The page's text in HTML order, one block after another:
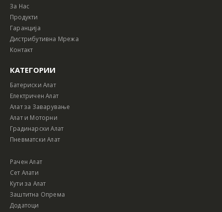
За Нас
Продукти
Гаранција
Дистрибутивна Мрежа
Контакт
КАТЕГОРИИ
Батериски Алат
Електричен Алат
Алат за Заварување
Алат и Моторни
Градинарски Алат
Пневматски Алат
Рачен Алат
Сет Алати
Кути за Алат
Заштитна Опрема
Додатоци